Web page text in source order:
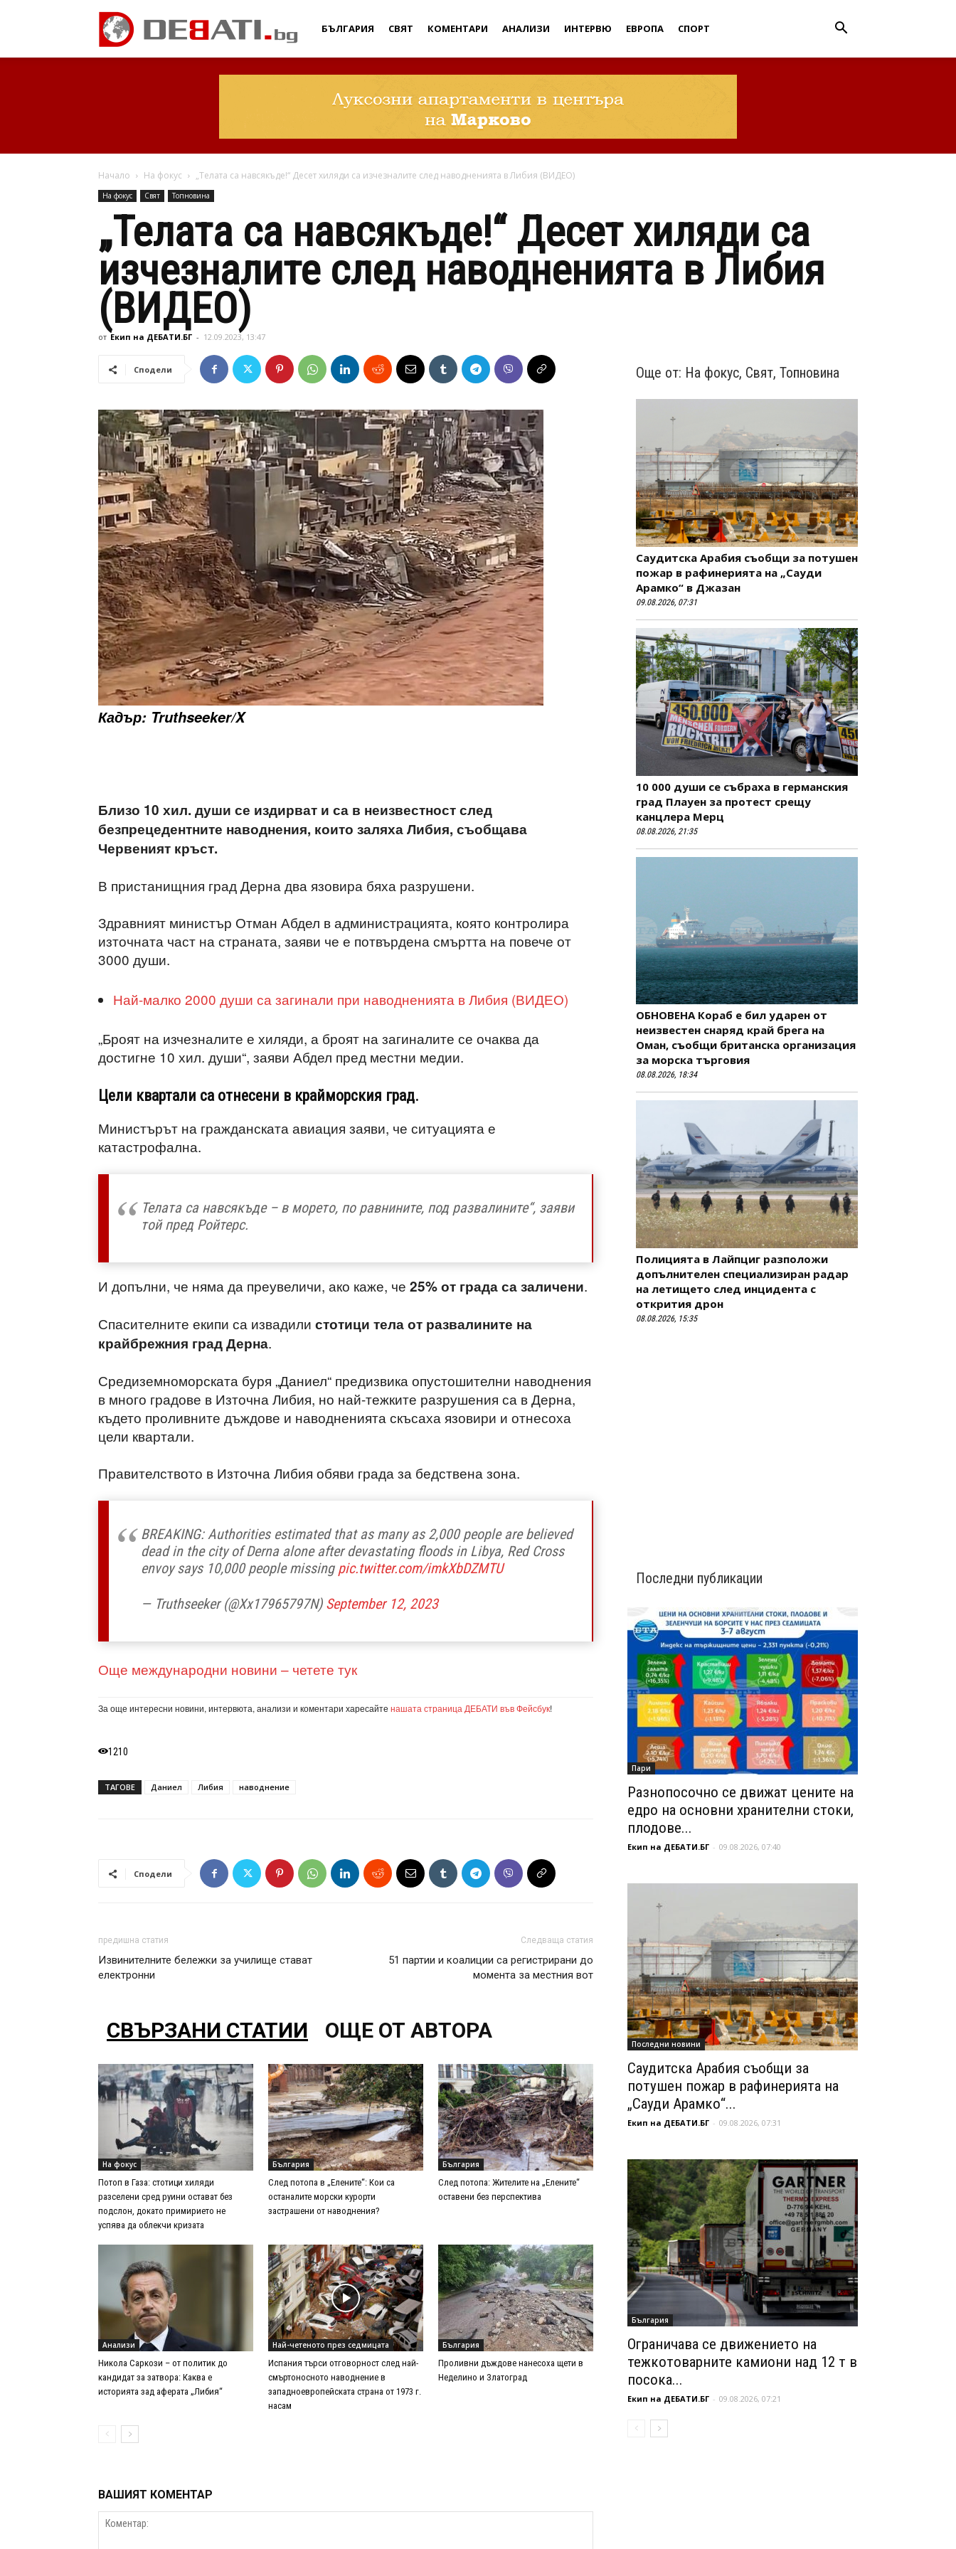
Дебати
БЪЛГАРИЯ СВЯТ КОМЕНТАРИ АНАЛИЗИ ИНТЕРВЮ ЕВРОПА СПОРТ
Начало На фокус „Телата са навсякъде!“ Десет хиляди са изчезналите след наводненията в Либия (ВИДЕО)
На фокус Свят Топновина
„Телата са навсякъде!“ Десет хиляди са
изчезналите след наводненията в Либия
(ВИДЕО)
от Екип на ДЕБАТИ.БГ - 12.09.2023, 13:47
Сподели
Кадър: Truthseeker/X
Близо 10 хил. души се издирват и са в неизвестност след
безпрецедентните наводнения, които заляха Либия, съобщава
Червеният кръст.
В пристанищния град Дерна два язовира бяха разрушени.
Здравният министър Отман Абдел в администрацията, която контролира
източната част на страната, заяви че е потвърдена смъртта на повече от
3000 души.
Най-малко 2000 души са загинали при наводненията в Либия (ВИДЕО)
„Броят на изчезналите е хиляди, а броят на загиналите се очаква да
достигне 10 хил. души“, заяви Абдел пред местни медии.
Цели квартали са отнесени в крайморския град.
Министърът на гражданската авиация заяви, че ситуацията е
катастрофална.
Телата са навсякъде – в морето, по равнините, под развалините“, заяви
той пред Ройтерс.
И допълни, че няма да преувеличи, ако каже, че 25% от града са заличени.
Спасителните екипи са извадили стотици тела от развалините на
крайбрежния град Дерна.
Средиземноморската буря „Даниел“ предизвика опустошителни наводнения
в много градове в Източна Либия, но най-тежките разрушения са в Дерна,
където проливните дъждове и наводненията скъсаха язовири и отнесоха
цели квартали.
Правителството в Източна Либия обяви града за бедствена зона.
BREAKING: Authorities estimated that as many as 2,000 people are believed
dead in the city of Derna alone after devastating floods in Libya, Red Cross
envoy says 10,000 people missing pic.twitter.com/imkXbDZMTU
— Truthseeker (@Xx17965797N) September 12, 2023
Още международни новини – четете тук
За още интересни новини, интервюта, анализи и коментари харесайте нашата страница ДЕБАТИ във Фейсбук!
1210
ТАГОВЕ Даниел Либия наводнение
Сподели
предишна статия
Извинителните бележки за училище стават
електронни
Следваща статия
51 партии и коалиции са регистрирани до
момента за местния вот
СВЪРЗАНИ СТАТИИ ОЩЕ ОТ АВТОРА
На фокус
Потоп в Газа: стотици хиляди
разселени сред руини остават без
подслон, докато примирието не
успява да облекчи кризата
България
След потопа в „Елените“: Кои са
останалите морски курорти
застрашени от наводнения?
България
След потопа: Жителите на „Елените“
оставени без перспектива
Анализи
Никола Саркози – от политик до
кандидат за затвора: Каква е
историята зад аферата „Либия“
Най-четеното през седмицата
Испания търси отговорност след най-
смъртоносното наводнение в
западноевропейската страна от 1973 г.
насам
България
Проливни дъждове нанесоха щети в
Неделино и Златоград
ВАШИЯТ КОМЕНТАР
Още от: На фокус, Свят, Топновина
Саудитска Арабия съобщи за потушен
пожар в рафинерията на „Сауди
Арамко“ в Джазан
09.08.2026, 07:31
10 000 души се събраха в германския
град Плауен за протест срещу
канцлера Мерц
08.08.2026, 21:35
ОБНОВЕНА Кораб е бил ударен от
неизвестен снаряд край брега на
Оман, съобщи британска организация
за морска търговия
08.08.2026, 18:34
Полицията в Лайпциг разположи
допълнителен специализиран радар
на летището след инцидента с
открития дрон
08.08.2026, 15:35
Последни публикации
Пари
Разнопосочно се движат цените на
едро на основни хранителни стоки,
плодове...
Екип на ДЕБАТИ.БГ - 09.08.2026, 07:40
Последни новини
Саудитска Арабия съобщи за
потушен пожар в рафинерията на
„Сауди Арамко“...
Екип на ДЕБАТИ.БГ - 09.08.2026, 07:31
България
Ограничава се движението на
тежкотоварните камиони над 12 т в
посока...
Екип на ДЕБАТИ.БГ - 09.08.2026, 07:21